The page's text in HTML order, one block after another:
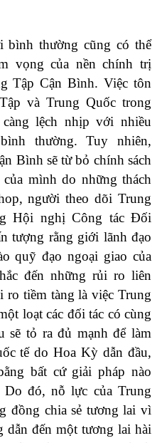
bình thường cũng có thể
vọng của nền chính trị
Tập Cận Bình. Việc tôn
và Trung Quốc trong
lệch nhịp với nhiều
thường. Tuy nhiên,
Bình sẽ từ bỏ chính sách
mình do những thách
người theo dõi Trung
Hội nghị Công tác Đối
tượng rằng giới lãnh đạo
quỹ đạo ngoại giao của
đến những rủi ro liên
tiềm tàng là việc Trung
loạt các đối tác có cùng
sẽ tỏ ra đủ mạnh để làm
tế do Hoa Kỳ dẫn đầu,
bất cứ giải pháp nào
đó, nỗ lực của Trung
đồng chia sẻ tương lai vì
dẫn đến một tương lai hài